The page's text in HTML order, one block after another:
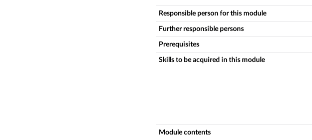
Responsible person for this module
Further responsible persons
Prerequisites
Skills to be acquired in this module
Module contents